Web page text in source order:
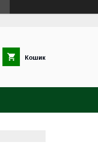
Кошик